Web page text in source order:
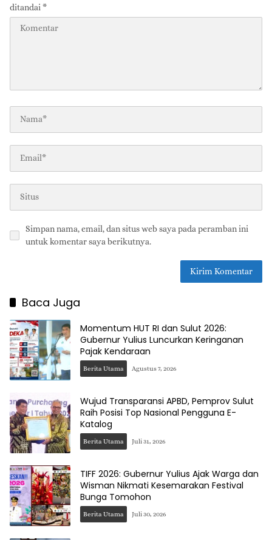
ditandai *
Simpan nama, email, dan situs web saya pada peramban ini
untuk komentar saya berikutnya.
Baca Juga
Momentum HUT RI dan Sulut 2026:
Gubernur Yulius Luncurkan Keringanan
Pajak Kendaraan
Berita Utama Agustus 7, 2026
Wujud Transparansi APBD, Pemprov Sulut
Raih Posisi Top Nasional Pengguna E-
Katalog
Berita Utama Juli 31, 2026
TIFF 2026: Gubernur Yulius Ajak Warga dan
Wisman Nikmati Kesemarakan Festival
Bunga Tomohon
Berita Utama Juli 30, 2026